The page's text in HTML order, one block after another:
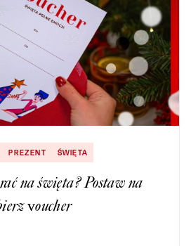
PREZENT ŚWIĘTA
na święta? Postaw na
voucher